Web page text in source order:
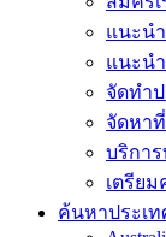
แนะน
แนะน
จัดทำ
จัดหา
บริกา
เตรีย
ค้นหาประเท